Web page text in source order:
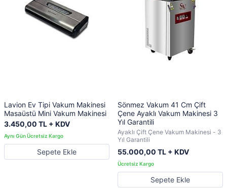
Lavion Ev Tipi Vakum Makinesi
Masaüstü Mini Vakum Makinesi
3.450,00 TL + KDV
Sepete Ekle
Sönmez Vakum 41 Cm Çift
Çene Ayaklı Vakum Makinesi 3
Yıl Garantili
Ayaklı Çift Çene Vakum Makinesi - 3
Yıl Garantili
55.000,00 TL + KDV
Sepete Ekle